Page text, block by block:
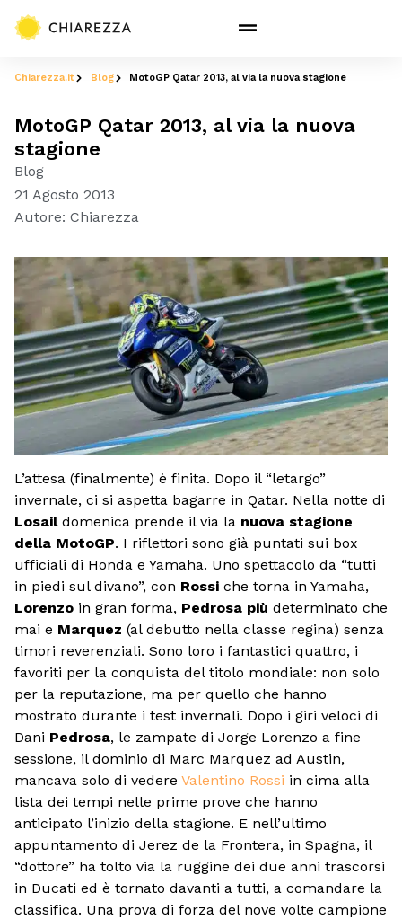
Chiarezza.it Blog MotoGP Qatar 2013, al via la nuova stagione
MotoGP Qatar 2013, al via la nuova
stagione
Blog
21 Agosto 2013
Autore: Chiarezza
L’attesa (finalmente) è finita. Dopo il “letargo”
invernale, ci si aspetta bagarre in Qatar. Nella notte di
Losaildomenica prende il via la nuova stagione
della MotoGP. I riflettori sono già puntati sui box
ufficiali di Honda e Yamaha. Uno spettacolo da “tutti
in piedi sul divano”, con Rossi che torna in Yamaha,
Lorenzo in gran forma, Pedrosa più determinato che
mai e Marquez (al debutto nella classe regina) senza
timori reverenziali. Sono loro i fantastici quattro, i
favoriti per la conquista del titolo mondiale: non solo
per la reputazione, ma per quello che hanno
mostrato durante i test invernali. Dopo i giri veloci di
Dani Pedrosa, le zampate di Jorge Lorenzo a fine
sessione, il dominio di Marc Marquez ad Austin,
mancava solo di vedere Valentino Rossi in cima alla
lista dei tempi nelle prime prove che hanno
anticipato l’inizio della stagione. E nell’ultimo
appuntamento di Jerez de la Frontera, in Spagna, il
“dottore” ha tolto via la ruggine dei due anni trascorsi
in Ducati ed è tornato davanti a tutti, a comandare la
classifica. Una prova di forza del nove volte campione